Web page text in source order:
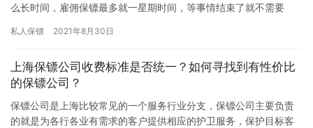
么长时间，雇佣保镖最多就一星期时间，等事情结束了就不需要
价格的…
私人保镖 2021年8月30日
上海保镖公司收费标准是否统一？如何寻找到有性价比
的保镖公司？
保镖公司是上海比较常见的一个服务行业分支，保镖公司主要负责
的就是为各行各业有需求的客户提供相应的护卫服务，保护目标客